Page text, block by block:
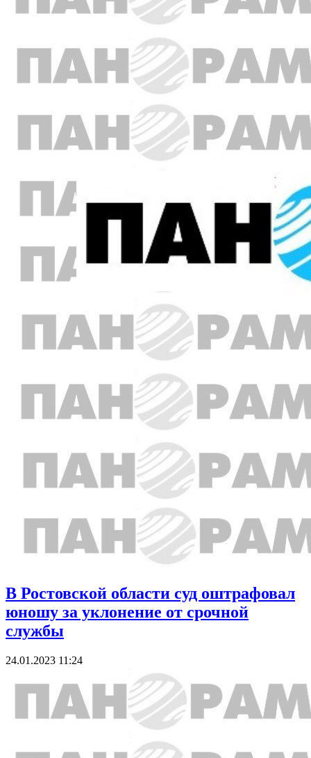
В Ростовской области суд оштрафовал
юношу за уклонение от срочной
службы
24.01.2023 11:24